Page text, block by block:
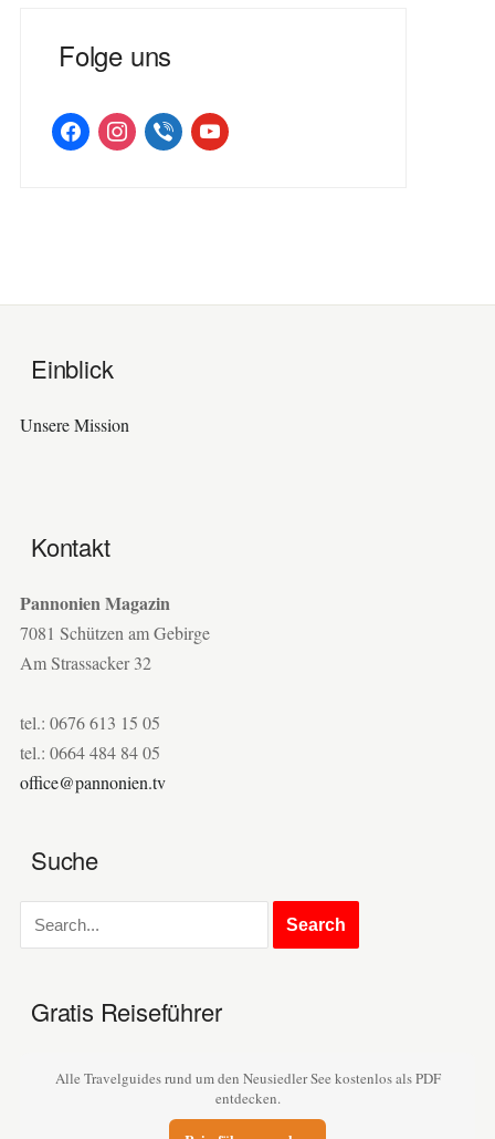
Folge uns
facebookinstagramviber youtube
Einblick
Unsere Mission
Kontakt
Pannonien Magazin
7081 Schützen am Gebirge
Am Strassacker 32
tel.: 0676 613 15 05
tel.: 0664 484 84 05
office@pannonien.tv
Suche
Gratis Reiseführer
Alle Travelguides rund um den Neusiedler See kostenlos als PDF
entdecken.